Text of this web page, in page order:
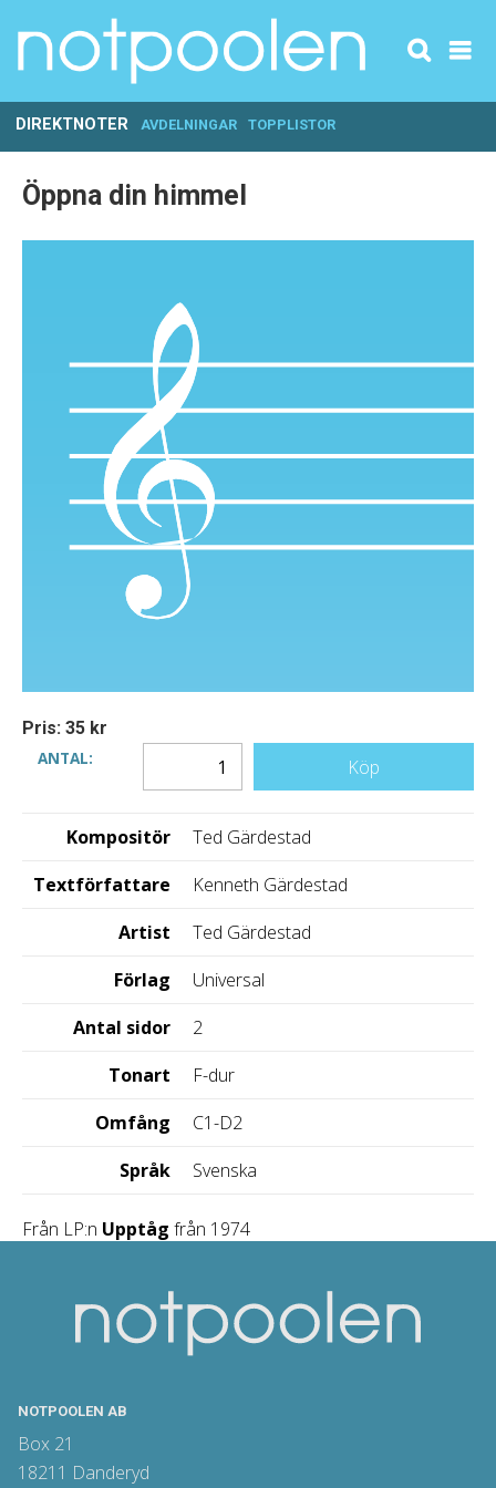
DIREKTNOTER AVDELNINGAR TOPPLISTOR
Öppna din himmel
Pris: 35 kr
ANTAL:
Köp
Kompositör
Ted Gärdestad
Textförfattare
Kenneth Gärdestad
Artist
Ted Gärdestad
Förlag
Universal
Antal sidor
2
Tonart
F-dur
Omfång
C1-D2
Språk
Svenska
Från LP:n Upptåg från 1974
NOTPOOLEN AB
Box 21
18211 Danderyd